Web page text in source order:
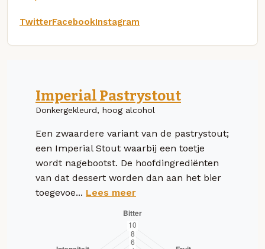
TwitterFacebookInstagram
Imperial Pastrystout
Donkergekleurd, hoog alcohol
Een zwaardere variant van de pastrystout;
een Imperial Stout waarbij een toetje
wordt nagebootst. De hoofdingrediënten
van dat dessert worden dan aan het bier
toegevoe... Lees meer